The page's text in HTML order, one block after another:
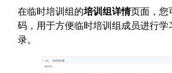
在临时培训组的培训组详情页面，您
码，用于方便临时培训组成员进行学
录。